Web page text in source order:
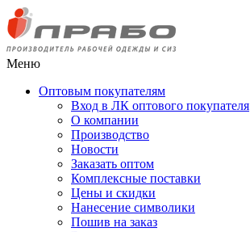
Меню
Оптовым покупателям
Вход в ЛК оптового покупателя
О компании
Производство
Новости
Заказать оптом
Комплексные поставки
Цены и скидки
Нанесение символики
Пошив на заказ